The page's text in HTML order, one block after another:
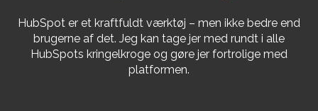
HubSpot er et kraftfuldt værktøj – men ikke bedre end
brugerne af det. Jeg kan tage jer med rundt i alle
HubSpots kringelkroge og gøre jer fortrolige med
platformen.